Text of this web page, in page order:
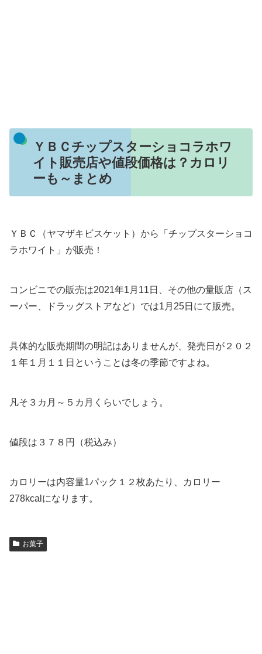
ＹＢＣチップスターショコラホワ
イト販売店や値段価格は？カロリ
ーも～まとめ
ＹＢＣ（ヤマザキビスケット）から「チップスターショコ
ラホワイト」が販売！
コンビニでの販売は2021年1月11日、その他の量販店（ス
ーパー、ドラッグストアなど）では1月25日にて販売。
具体的な販売期間の明記はありませんが、発売日が２０２
１年１月１１日ということは冬の季節ですよね。
凡そ３カ月～５カ月くらいでしょう。
値段は３７８円（税込み）
カロリーは内容量1パック１２枚あたり、カロリー
278kcalになります。
お菓子